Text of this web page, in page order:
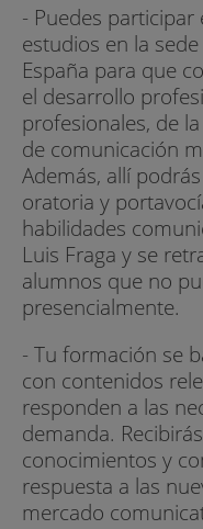
- Puedes participar
estudios en la
España para que
el desarrollo
profesionales, de
de comunicación
Además, allí
oratoria y
habilidades
Luis Fraga y se
alumnos que no
presencialmente.
- Tu formación se
con contenidos
responden a las
demanda.
conocimientos y
respuesta a las
mercado